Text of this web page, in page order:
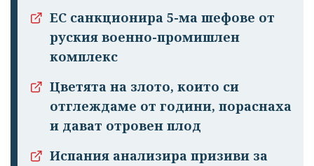
ЕС санкционира 5-ма шефове от
руския военно-промишлен
комплекс
Цветята на злото, които си
отглеждаме от години, пораснаха
и дават отровен плод
Испания анализира призиви за